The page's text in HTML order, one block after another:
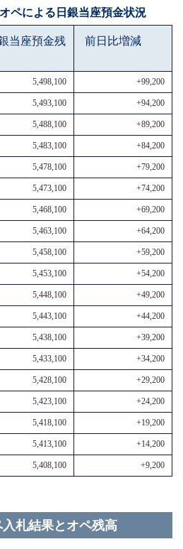
ペによる日銀当座預金状況
当座預金残
前日比増減
5,498,100 +99,200
5,493,100 +94,200
5,488,100 +89,200
5,483,100 +84,200
5,478,100 +79,200
5,473,100 +74,200
5,468,100 +69,200
5,463,100 +64,200
5,458,100 +59,200
5,453,100 +54,200
5,448,100 +49,200
5,443,100 +44,200
5,438,100 +39,200
5,433,100 +34,200
5,428,100 +29,200
5,423,100 +24,200
5,418,100 +19,200
5,413,100 +14,200
5,408,100 +9,200
札結果とオペ残高